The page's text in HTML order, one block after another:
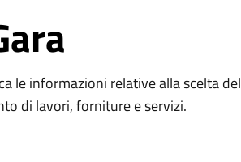
le informazioni relative alla scelta del
di lavori, forniture e servizi.